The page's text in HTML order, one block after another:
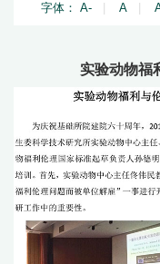
字体： A- A
实验动物福